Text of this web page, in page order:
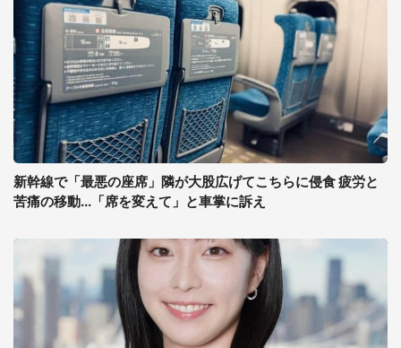
新幹線で「最悪の座席」隣が大股広げてこちらに侵食 疲労と
苦痛の移動...「席を変えて」と車掌に訴え